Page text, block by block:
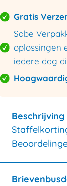
Gratis
Sabe
oplossingen
iedere dag
Beschrijving